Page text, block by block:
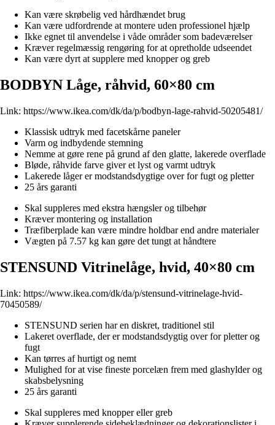
Kan være skrøbelig ved hårdhændet brug
Kan være udfordrende at montere uden professionel hjælp
Ikke egnet til anvendelse i våde områder som badeværelser
Kræver regelmæssig rengøring for at opretholde udseendet
Kan være dyrt at supplere med knopper og greb
BODBYN Låge, råhvid, 60×80 cm
Link: https://www.ikea.com/dk/da/p/bodbyn-lage-rahvid-50205481/
Klassisk udtryk med facetskårne paneler
Varm og indbydende stemning
Nemme at gøre rene på grund af den glatte, lakerede overflade
Bløde, råhvide farve giver et lyst og varmt udtryk
Lakerede låger er modstandsdygtige over for fugt og pletter
25 års garanti
Skal suppleres med ekstra hængsler og tilbehør
Kræver montering og installation
Træfiberplade kan være mindre holdbar end andre materialer
Vægten på 7.57 kg kan gøre det tungt at håndtere
STENSUND Vitrinelåge, hvid, 40×80 cm
Link: https://www.ikea.com/dk/da/p/stensund-vitrinelage-hvid-
70450589/
STENSUND serien har en diskret, traditionel stil
Lakeret overflade, der er modstandsdygtig over for pletter og
fugt
Kan tørres af hurtigt og nemt
Mulighed for at vise fineste porcelæn frem med glashylder og
skabsbelysning
25 års garanti
Skal suppleres med knopper eller greb